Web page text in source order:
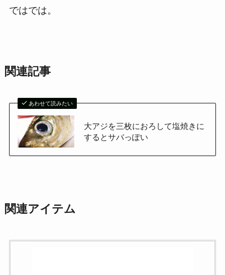
ではでは。
関連記事
あわせて読みたい
大アジを三枚におろして塩焼きに
するとサバっぽい
関連アイテム